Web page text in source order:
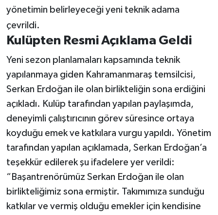
yönetimin belirleyeceği yeni teknik adama
çevrildi.
Kulüpten Resmi Açıklama Geldi
Yeni sezon planlamaları kapsamında teknik
yapılanmaya giden Kahramanmaraş temsilcisi,
Serkan Erdoğan ile olan birlikteliğin sona erdiğini
açıkladı. Kulüp tarafından yapılan paylaşımda,
deneyimli çalıştırıcının görev süresince ortaya
koyduğu emek ve katkılara vurgu yapıldı. Yönetim
tarafından yapılan açıklamada, Serkan Erdoğan’a
teşekkür edilerek şu ifadelere yer verildi:
“Başantrenörümüz Serkan Erdoğan ile olan
birlikteliğimiz sona ermiştir. Takımımıza sunduğu
katkılar ve vermiş olduğu emekler için kendisine